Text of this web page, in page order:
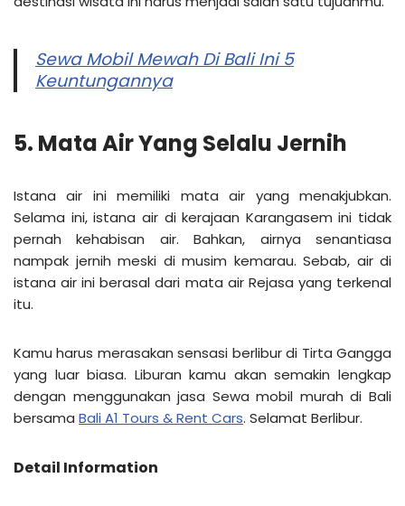
Sewa Mobil Mewah Di Bali Ini 5
Keuntungannya
5. Mata Air Yang Selalu Jernih
Istana air ini memiliki mata air yang menakjubkan.
Selama ini, istana air di kerajaan Karangasem ini tidak
pernah kehabisan air. Bahkan, airnya senantiasa
nampak jernih meski di musim kemarau. Sebab, air di
istana air ini berasal dari mata air Rejasa yang terkenal
itu.
Kamu harus merasakan sensasi berlibur di Tirta Gangga
yang luar biasa. Liburan kamu akan semakin lengkap
dengan menggunakan jasa Sewa mobil murah di Bali
bersama Bali A1 Tours & Rent Cars. Selamat Berlibur.
Detail Information